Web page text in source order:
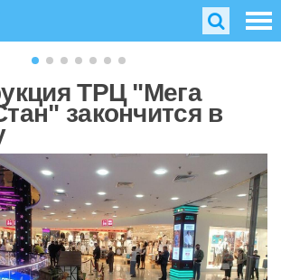
ТРЦ "Мега
закончится в